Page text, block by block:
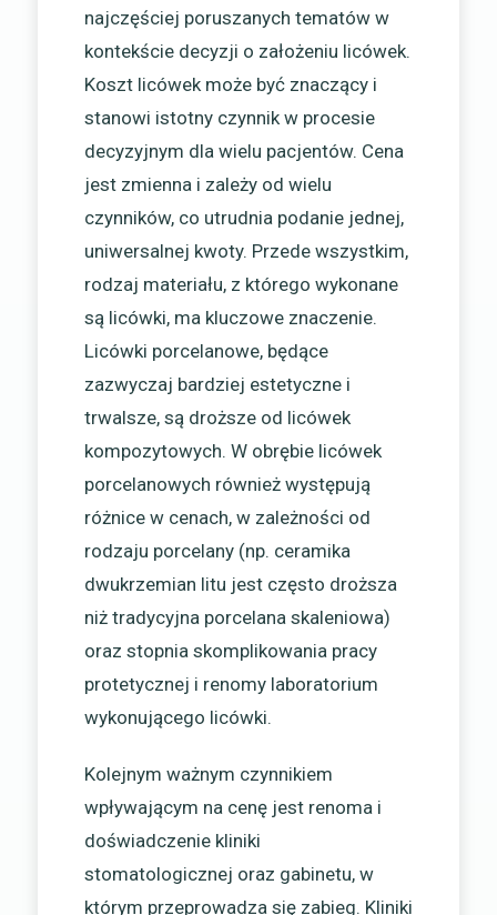
najczęściej poruszanych tematów w
kontekście decyzji o założeniu licówek.
Koszt licówek może być znaczący i
stanowi istotny czynnik w procesie
decyzyjnym dla wielu pacjentów. Cena
jest zmienna i zależy od wielu
czynników, co utrudnia podanie jednej,
uniwersalnej kwoty. Przede wszystkim,
rodzaj materiału, z którego wykonane
są licówki, ma kluczowe znaczenie.
Licówki porcelanowe, będące
zazwyczaj bardziej estetyczne i
trwalsze, są droższe od licówek
kompozytowych. W obrębie licówek
porcelanowych również występują
różnice w cenach, w zależności od
rodzaju porcelany (np. ceramika
dwukrzemian litu jest często droższa
niż tradycyjna porcelana skaleniowa)
oraz stopnia skomplikowania pracy
protetycznej i renomy laboratorium
wykonującego licówki.
Kolejnym ważnym czynnikiem
wpływającym na cenę jest renoma i
doświadczenie kliniki
stomatologicznej oraz gabinetu, w
którym przeprowadza się zabieg. Kliniki